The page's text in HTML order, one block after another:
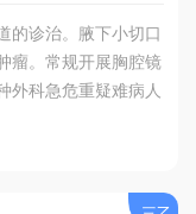
的诊治。腋下小切口
瘤。常规开展胸腔镜
外科急危重疑难病人